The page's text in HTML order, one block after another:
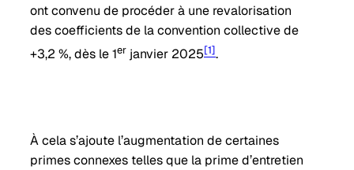
ont convenu de procéder à une revalorisation
des coefficients de la convention collective de
+3,2 %, dès le 1er janvier 2025[1].
À cela s’ajoute l’augmentation de certaines
primes connexes telles que la prime d’entretien